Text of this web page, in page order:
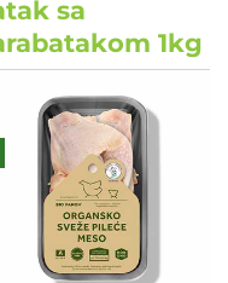
sa
1kg